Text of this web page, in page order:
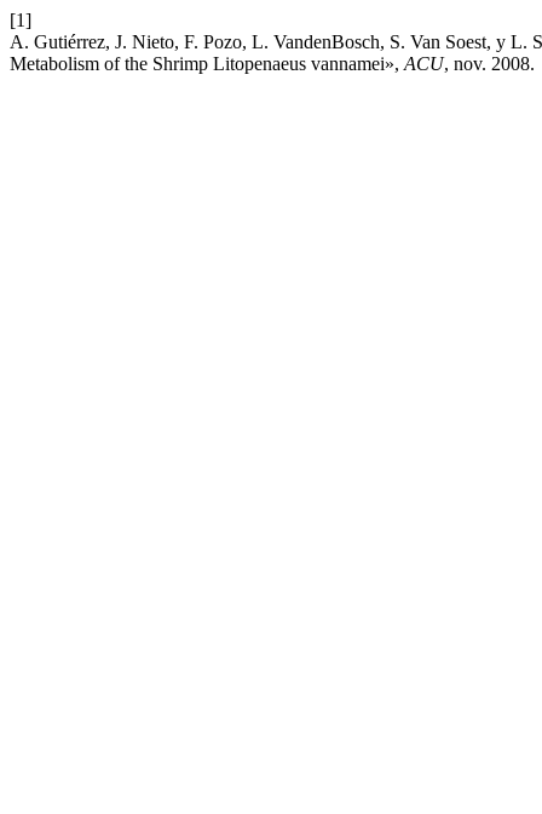
[1]
A. Gutiérrez, J. Nieto, F. Pozo, L. VandenBosch, S. Van Soest, y
Metabolism of the Shrimp Litopenaeus vannamei», ACU, nov. 2008.